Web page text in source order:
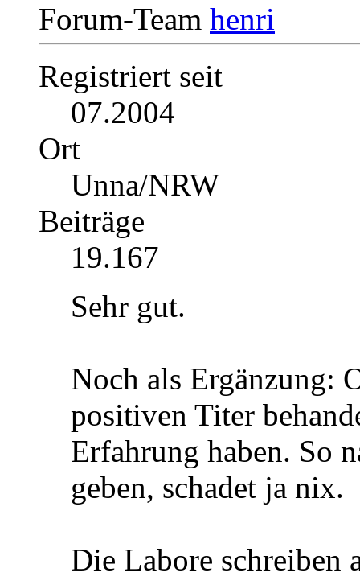
Forum-Team
Registriert seit
07.2004
Ort
Unna/NRW
Beiträge
19.167
Sehr gut.
Noch als Ergänzung:
positiven Titer
Erfahrung haben. So
geben, schadet ja nix.
Die Labore schreiben